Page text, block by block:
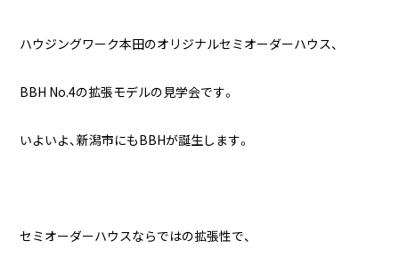
ハウジングワーク本田のオリジナルセミオーダーハウス、
BBH No.4の拡張モデルの見学会です。
いよいよ、新潟市にもBBHが誕生します。
セミオーダーハウスならではの拡張性で、